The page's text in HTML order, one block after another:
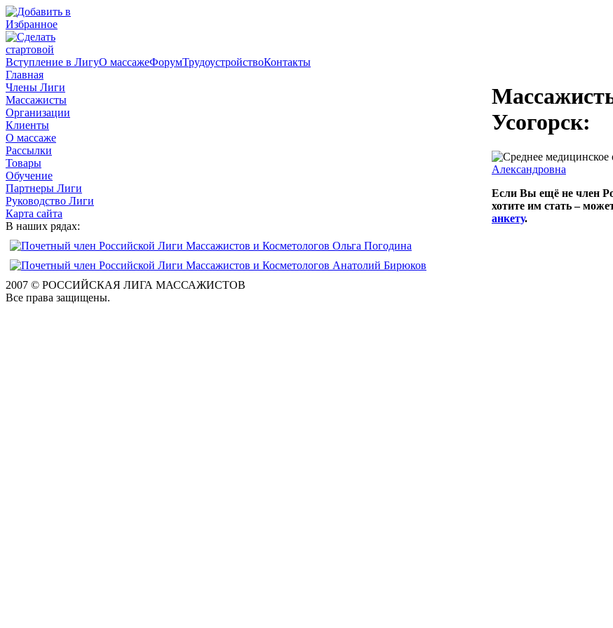
Вступление в ЛигуО массажеФорумТрудоустройствоКонтакты
Главная
Члены Лиги
Массажисты
Организации
Клиенты
О массаже
Рассылки
Товары
Обучение
Партнеры Лиги
Руководство Лиги
Карта сайта
В наших рядах:
2007 © РОССИЙСКАЯ ЛИГА МАССАЖИСТОВ
Все права защищены.
Усогорск:
Александровна
Если Вы ещё не член
хотите им стать –
анкету.